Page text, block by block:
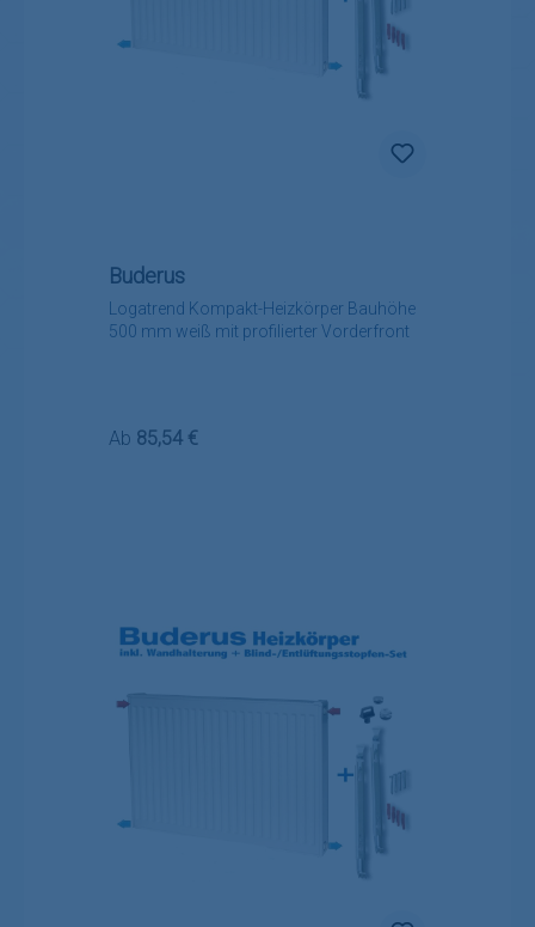
Logatrend Kompakt-Heizkörper Bauhöhe
500 mm weiß mit profilierter Vorderfront
Buderus
Regulärer Preis:
Ab 85,54 €